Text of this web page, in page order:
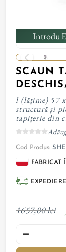
Introdu
SCAUN
l (lățime) 57
structură și
tapițerie din
Cod Produs:
FABRICAT
1657,00 lei